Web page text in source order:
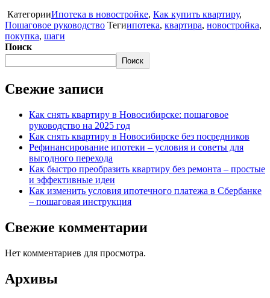
КатегорииИпотека в новостройке, Как купить квартиру,
Пошаговое руководство Тегиипотека, квартира, новостройка,
покупка, шаги
Поиск
Поиск
Свежие записи
Как снять квартиру в Новосибирске: пошаговое
руководство на 2025 год
Как снять квартиру в Новосибирске без посредников
Рефинансирование ипотеки – условия и советы для
выгодного перехода
Как быстро преобразить квартиру без ремонта – простые
и эффективные идеи
Как изменить условия ипотечного платежа в Сбербанке
– пошаговая инструкция
Свежие комментарии
Нет комментариев для просмотра.
Архивы